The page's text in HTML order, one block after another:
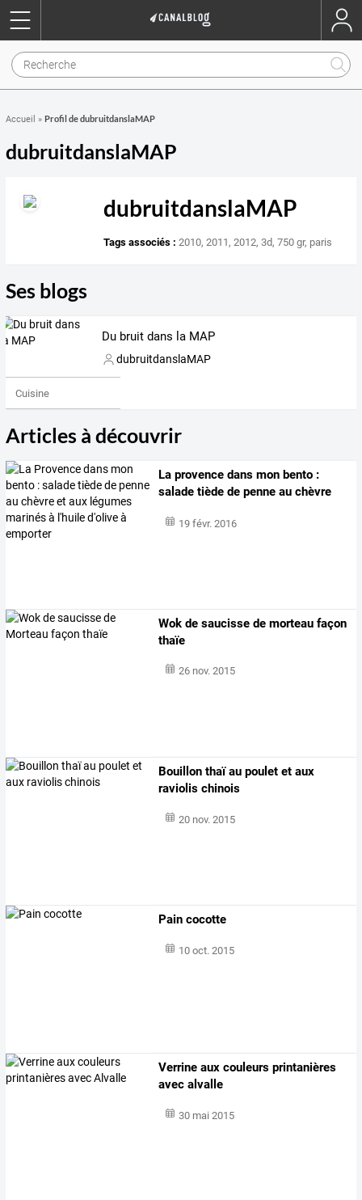
Accueil » Profil de dubruitdanslaMAP
dubruitdanslaMAP
dubruitdanslaMAP
Tags associés : 2010,2011,2012,3d,750 gr, paris
Ses blogs
Du bruit dans la MAP
dubruitdanslaMAP
Cuisine
Articles à découvrir
La provence dans mon bento :
salade tiède de penne au chèvre
19 févr. 2016
Wok de saucisse de morteau façon
thaïe
26 nov. 2015
Bouillon thaï au poulet et aux
raviolis chinois
20 nov. 2015
Pain cocotte
10 oct. 2015
Verrine aux couleurs printanières
avec alvalle
30 mai 2015